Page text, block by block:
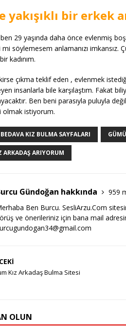
yakışıklı bir erkek
29 yaşında daha önce evlenmiş
söylemesem anlamanızı imkansız.
kadınım.
çıkma teklif eden , evlenmek
insanlarla bile karşılaştım. Fakat
Ben beni parasıyla puluyla
olmak istiyorum.
KIZ BULMA SAYFALARI
ARKADAŞ ARIYORUM
Gündoğan hakkında
959
Ben Burcu. SesliArzu.Com
ve önerileriniz için bana mail
Kız Arkadaş Bulma Sitesi
OLUN